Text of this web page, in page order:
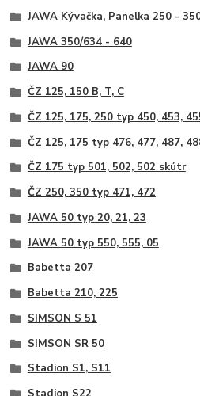
JAWA Kývačka, Panelka 250 -
JAWA 350/634 - 640
JAWA 90
ČZ 125, 150 B, T, C
ČZ 125, 175, 250 typ 450, 453,
ČZ 125, 175 typ 476, 477, 487,
ČZ 175 typ 501, 502, 502 skútr
ČZ 250, 350 typ 471, 472
JAWA 50 typ 20, 21, 23
JAWA 50 typ 550, 555, 05
Babetta 207
Babetta 210, 225
SIMSON S 51
SIMSON SR 50
Stadion S1, S11